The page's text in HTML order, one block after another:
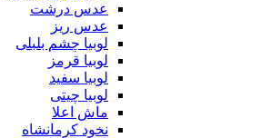
عدس درشت
عدس ریز
لوبیا چشم بلبلی
لوبیا قرمز
لوبیا سفید
لوبیا چیتی
ماش اعلا
نخود کرمانشاه